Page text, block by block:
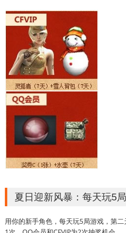
夏日迎新风暴：每天玩5
用你的新手角色，每天玩5局游戏，第